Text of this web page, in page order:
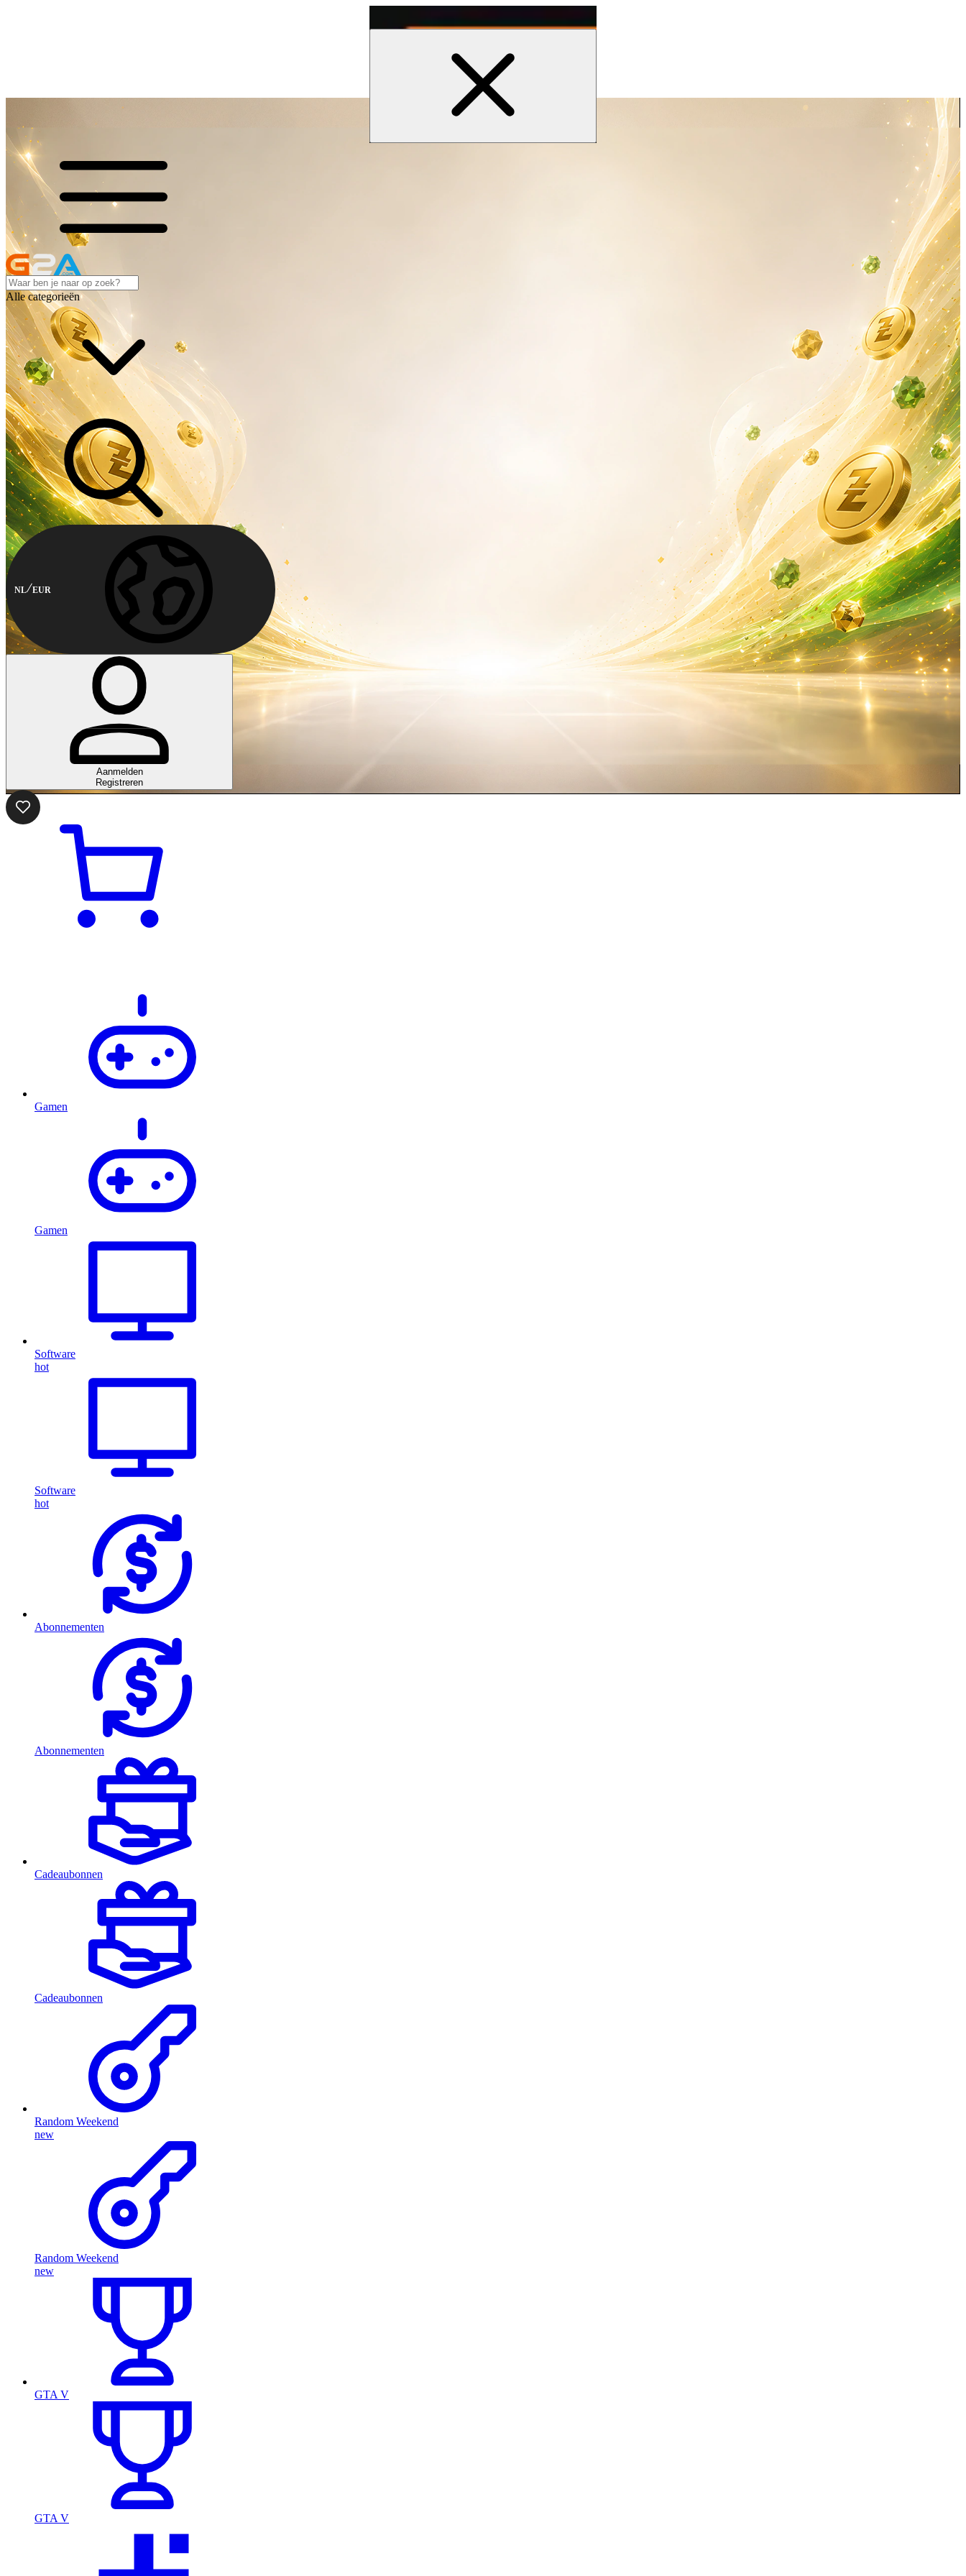
Alle categorieën
NL EUR
Aanmelden
Registreren
Gamen
Gamen
Software
hot
Software
hot
Abonnementen
Abonnementen
Cadeaubonnen
Cadeaubonnen
Random Weekend
new
Random Weekend
new
GTA V
GTA V